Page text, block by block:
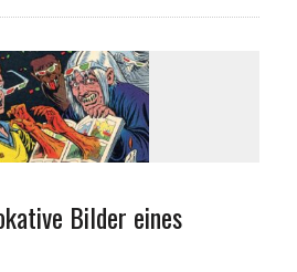
Bilder eines